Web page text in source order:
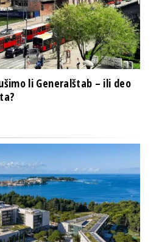
li Generalštab – ili deo